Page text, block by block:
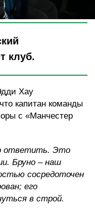
клуб.
Хау
капитан команды
с «Манчестер
ответить. Это
Бруно – наш
сосредоточен
его
в строй.